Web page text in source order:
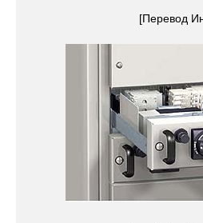
[Перевод